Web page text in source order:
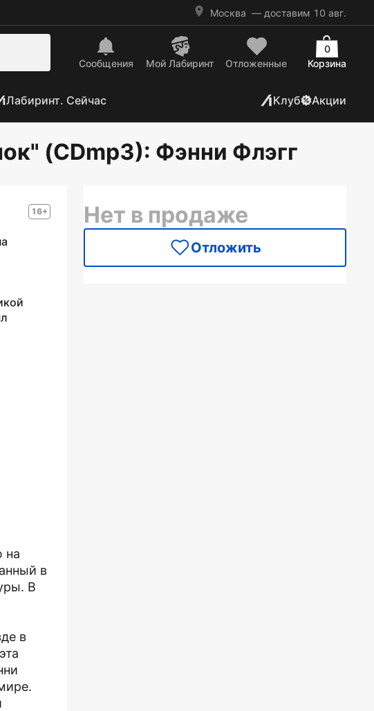
Москва — доставим 10 авг.
Сообщения Mой Лабиринт Отложенные Корзина
0
Лабиринт. Сейчас Клуб Акции
(CDmp3): Фэнни Флэгг
16+
на
в
В
в
Нет в продаже
Отложить